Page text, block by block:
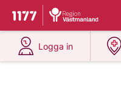
Till startsidan för 1177
Du har valt region
Logga in
på 1177.se